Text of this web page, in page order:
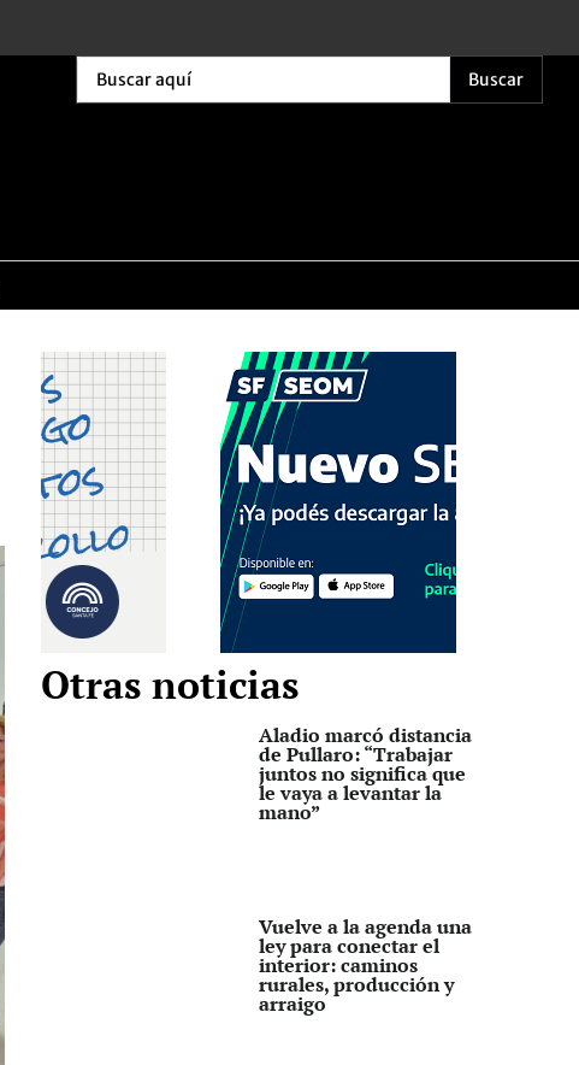
Buscar
Otras noticias
Aladio marcó distancia
de Pullaro: “Trabajar
juntos no significa que
le vaya a levantar la
mano”
Vuelve a la agenda una
ley para conectar el
interior: caminos
rurales, producción y
arraigo